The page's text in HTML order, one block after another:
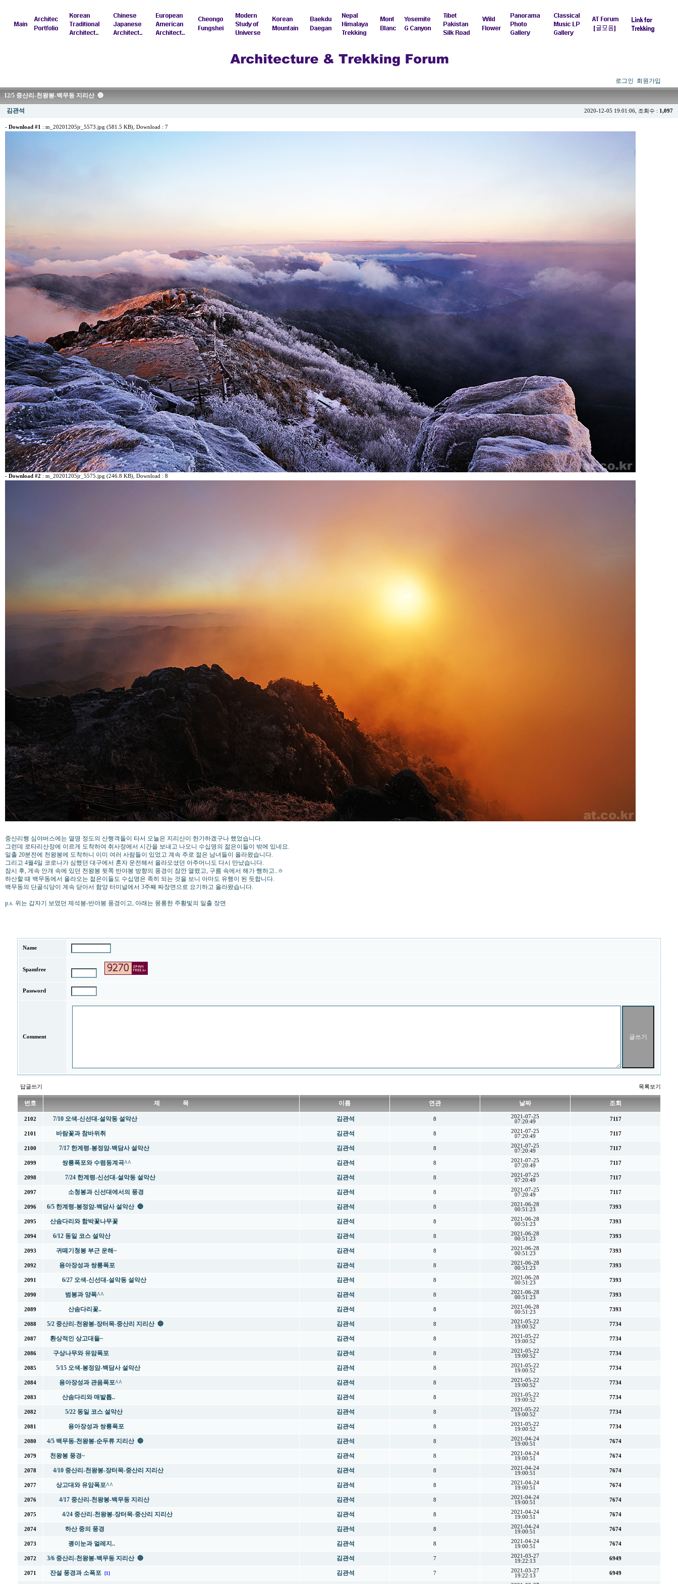
로그인 회원가입
12/5 중산리-천왕봉-백무동 지리산 🔵
김관석 2020-12-05 19:01:06, 조회수 : 1,097
- Download #1 : m_20201205jr_5573.jpg (581.5 KB) , Download : 7
- Download #2 : m_20201205jr_5575.jpg (246.8 KB) , Download : 8
중산리행 심야버스에는 열명 정도의 산행객들이 타서 오늘은 지리산이 한가하겠구나 했었습니다.
그런데 로타리산장에 이르게 도착하여 취사장에서 시간을 보내고 나오니 수십명의 젊은이들이 밖에 있네요.
일출 20분전에 천왕봉에 도착하니 이미 여러 사람들이 있었고 계속 주로 젊은 남녀들이 올라왔습니다.
그리고 4월4일 코로나가 심했던 대구에서 혼자 운전해서 올라오셨던 아주머니도 다시 만났습니다.
잠시 후, 게속 안개 속에 있던 천왕봉 뒷쪽 반야봉 방향의 풍경이 잠깐 열렸고, 구름 속에서 해가 쨍하고..ㅎ
하산할 때 백무동에서 올라오는 젊은이들도 수십명은 족히 되는 것을 보니 아마도 유행이 된 듯합니다.
백무동의 단골식당이 계속 닫아서 함양 터미널에서 3주째 짜장면으로 요기하고 올라왔습니다.
p.s. 위는 갑자기 보였던 제석봉-반야봉 풍경이고, 아래는 몽롱한 주황빛의 일출 장면
Name
Spamfree
Password
Comment
답글쓰기 목록보기
번호 제 목 이름 연관 날짜 조회
2102 7/10 오색-신선대-설악동 설악산 김관석 8
2021-07-25
07:20:49
7117
2101 바람꽃과 참바위취 김관석 8
2021-07-25
07:20:49
7117
2100 7/17 한계령-봉정암-백담사 설악산 김관석 8
2021-07-25
07:20:49
7117
2099 쌍룡폭포와 수렴동계곡^^ 김관석 8
2021-07-25
07:20:49
7117
2098 7/24 한계령-신선대-설악동 설악산 김관석 8
2021-07-25
07:20:49
7117
2097 소청봉과 신선대에서의 풍경 김관석 8
2021-07-25
07:20:49
7117
2096 6/5 한계령-봉정암-백담사 설악산 🔵 김관석 8
2021-06-28
00:51:23
7393
2095 산솜다리와 함박꽃나무꽃 김관석 8
2021-06-28
00:51:23
7393
2094 6/12 동일 코스 설악산 김관석 8
2021-06-28
00:51:23
7393
2093 귀떼기청봉 부근 운해~ 김관석 8
2021-06-28
00:51:23
7393
2092 용아장성과 쌍룡폭포 김관석 8
2021-06-28
00:51:23
7393
2091 6/27 오색-신선대-설악동 설악산 김관석 8
2021-06-28
00:51:23
7393
2090 범봉과 양폭^^ 김관석 8
2021-06-28
00:51:23
7393
2089 산솜다리꽃.. 김관석 8
2021-06-28
00:51:23
7393
2088 5/2 중산리-천왕봉-장터목-중산리 지리산 🔵 김관석 8
2021-05-22
19:00:52
7734
2087 환상적인 상고대들~ 김관석 8
2021-05-22
19:00:52
7734
2086 구상나무와 유암폭포 김관석 8
2021-05-22
19:00:52
7734
2085 5/15 오색-봉정암-백담사 설악산 김관석 8
2021-05-22
19:00:52
7734
2084 용아장성과 관음폭포^^ 김관석 8
2021-05-22
19:00:52
7734
2083 산솜다리와 매발톱.. 김관석 8
2021-05-22
19:00:52
7734
2082 5/22 동일 코스 설악산 김관석 8
2021-05-22
19:00:52
7734
2081 용아장성과 쌍룡폭포 김관석 8
2021-05-22
19:00:52
7734
2080 4/5 백무동-천왕봉-순두류 지리산 🔵 김관석 8
2021-04-24
19:00:51
7674
2079 천왕봉 풍경~ 김관석 8
2021-04-24
19:00:51
7674
2078 4/10 중산리-천왕봉-장터목-중산리 지리산 김관석 8
2021-04-24
19:00:51
7674
2077 상고대와 유암폭포^^ 김관석 8
2021-04-24
19:00:51
7674
2076 4/17 중산리-천왕봉-백무동 지리산 김관석 8
2021-04-24
19:00:51
7674
2075 4/24 중산리-천왕봉-장터목-중산리 지리산 김관석 8
2021-04-24
19:00:51
7674
2074 하산 중의 풍경 김관석 8
2021-04-24
19:00:51
7674
2073 괭이눈과 얼레지.. 김관석 8
2021-04-24
19:00:51
7674
2072 3/6 중산리-천왕봉-백무동 지리산 🔵 김관석 7
2021-03-27
19:22:13
6949
2071 잔설 풍경과 소폭포 [1] 김관석 7
2021-03-27
19:22:13
6949